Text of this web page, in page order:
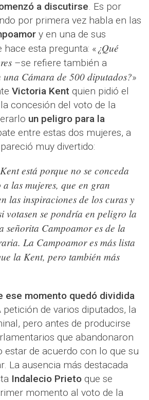
a discutirse. Es por
por primera vez habla en las
y en una de sus
hace esta pregunta: «¿Qué
–se refiere también a
una Cámara de 500 diputados?»
Victoria Kent quien pidió el
concesión del voto de la
un peligro para la
entre estas dos mujeres, a
muy divertido:
está porque no se conceda
las mujeres, que en gran
las inspiraciones de los curas y
votasen se pondría en peligro la
señorita Campoamor es de la
La Campoamor es más lista
la Kent, pero también más
ese momento quedó dividida
petición de varios diputados, la
pero antes de producirse
que abandonaron
estar de acuerdo con lo que su
La ausencia más destacada
Indalecio Prieto que se
momento al voto de la